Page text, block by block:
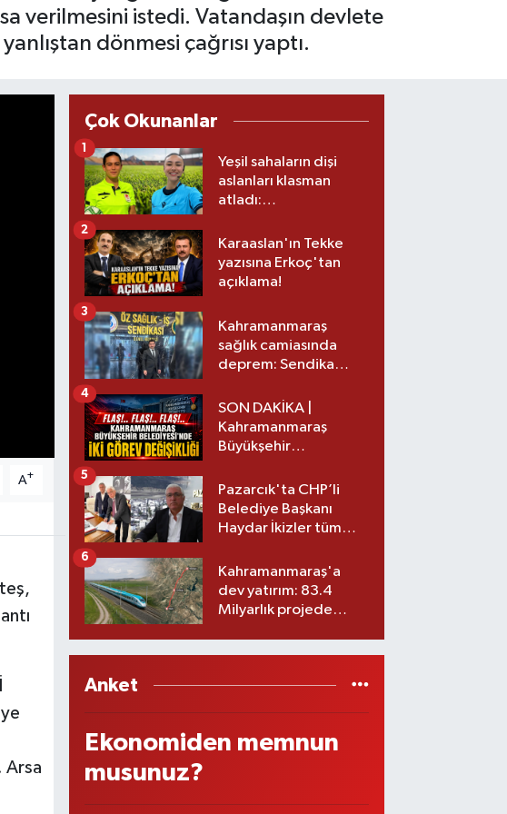
verilmesini istedi. Vatandaşın devlete
dönmesi çağrısı yaptı.
A+
Arsa
Çok Okunanlar
Yeşil sahaların dişi
aslanları klasman
atladı:
üst lige iki transfer!
1
Karaaslan'ın Tekke
yazısına Erkoç'tan
açıklama!
2
Kahramanmaraş
sağlık camiasında
deprem: Sendika
3
SON DAKİKA |
Kahramanmaraş
Büyükşehir
görev değişikliği!
4
Pazarcık'ta CHP’li
Belediye Başkanı
Haydar İkizler tüm
yeni partisi
5
Kahramanmaraş'a
dev yatırım: 83.4
Milyarlık projede
6
Anket
Ekonomiden memnun
musunuz?